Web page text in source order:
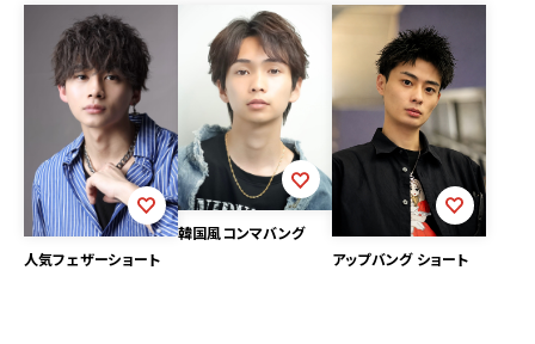
人気フェザーショート
韓国風コンマバング
アップバング ショート